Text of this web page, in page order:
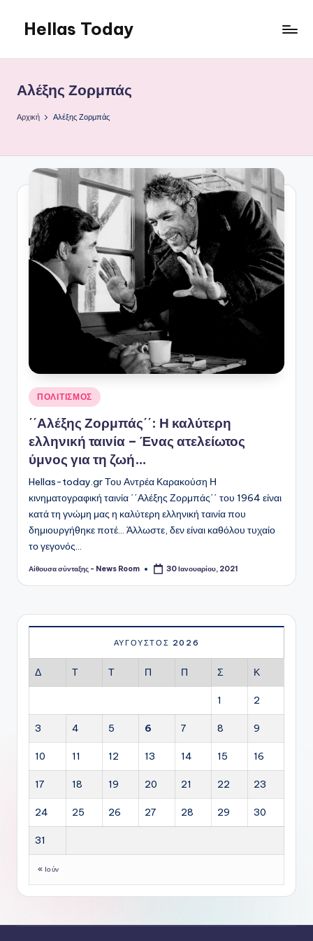
Μετάβαση
περιεχόμενο
Hellas Today
Αλέξης Ζορμπάς
Αρχική Αλέξης Ζορμπάς
Αναρτήθηκε
σε
ΠΟΛΙΤΙΣΜΟΣ
΄΄Αλέξης Ζορμπάς΄΄: Η καλύτερη
ελληνική ταινία – Ένας ατελείωτος
ύμνος για τη ζωή…
Hellas-today.gr Του Αντρέα Καρακούση Η
κινηματογραφική ταινία ΄΄Αλέξης Ζορμπάς΄΄ του 1964 είναι
κατά τη γνώμη μας η καλύτερη ελληνική ταινία που
δημιουργήθηκε ποτέ… Άλλωστε, δεν είναι καθόλου τυχαίο
το γεγονός…
Συγγραφέας:
Αίθουσα σύνταξης - News Room 30 Ιανουαρίου, 2021
ΑΎΓΟΥΣΤΟΣ 2026
Δ Τ Τ Π Π Σ Κ
1 2
3 4 5 6 7 8 9
10 11 12 13 14 15 16
17 18 19 20 21 22 23
24 25 26 27 28 29 30
31
« Ιούν